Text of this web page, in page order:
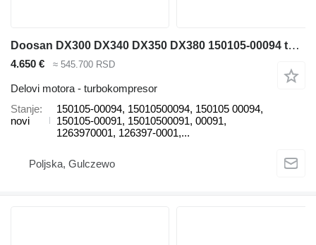
Doosan DX300 DX340 DX350 DX380 150105-00094 turbokompresor za Doosan Doosan DX300, Doosan DX300LC-3, Doosan DX340, Doosan DX340LC-3, Doosan DX350, Doosan DX350LC-3, Doosan DX380, Doosan DX380LC-3 bagera
4.650 € ≈ 545.700 RSD
Delovi motora - turbokompresor
Stanje
novi
150105-00094, 15010500094, 150105 00094,
150105-00091, 15010500091, 00091,
1263970001, 126397-0001,...
Poljska, Gulczewo